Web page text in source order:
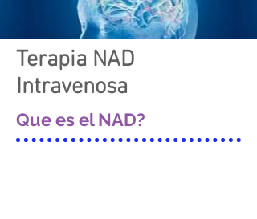
Terapia NAD
Intravenosa
Que es el NAD?